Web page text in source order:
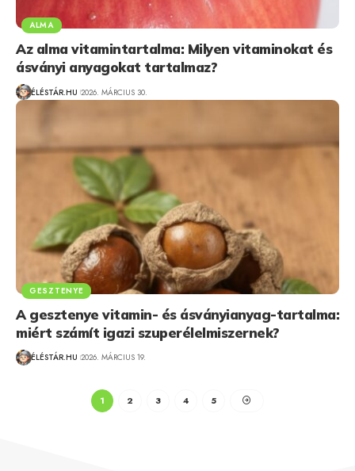
ALMA
Az alma vitamintartalma: Milyen vitaminokat és
ásványi anyagokat tartalmaz?
ÉLÉSTÁR.HU 2026. MÁRCIUS 30.
GESZTENYE
A gesztenye vitamin- és ásványianyag-tartalma:
miért számít igazi szuperélelmiszernek?
ÉLÉSTÁR.HU 2026. MÁRCIUS 19.
1 2 3 4 5